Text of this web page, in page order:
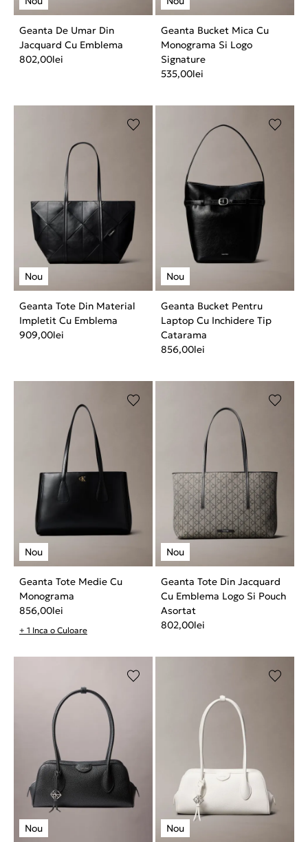
Geanta De Umar Din
Jacquard Cu Emblema
802,00lei
Geanta Bucket Mica Cu
Monograma Si Logo
Signature
535,00lei
Geanta Tote Din Material
Impletit Cu Emblema
909,00lei
Geanta Bucket Pentru
Laptop Cu Inchidere Tip
Catarama
856,00lei
Geanta Tote Medie Cu
Monograma
856,00lei
+ 1 Inca o Culoare
Geanta Tote Din Jacquard
Cu Emblema Logo Si Pouch
Asortat
802,00lei